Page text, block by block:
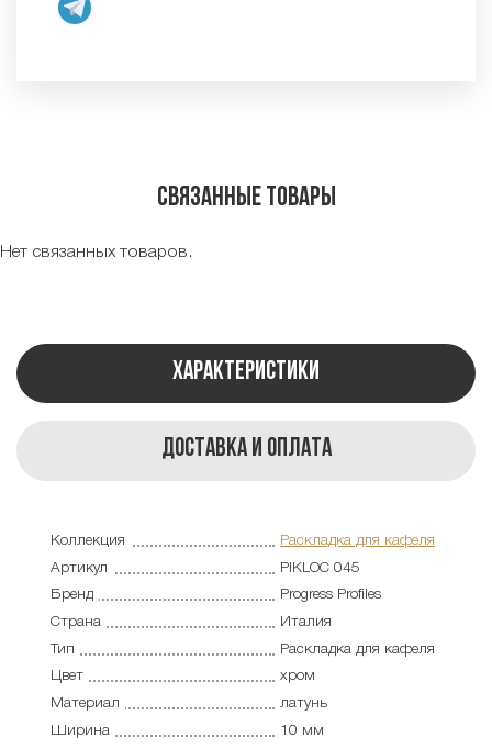
Связанные товары
Нет связанных товаров.
Характеристики
Доставка и оплата
Коллекция
Раскладка для кафеля
Артикул
PIKLOC 045
Бренд
Progress Profiles
Страна
Италия
Тип
Раскладка для кафеля
Цвет
хром
Материал
латунь
Ширина
10 мм